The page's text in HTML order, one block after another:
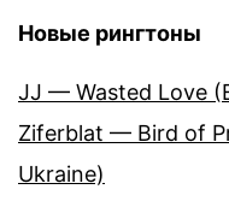
Новые рингтоны
JJ — Wasted Love
Ziferblat — Bird of
Ukraine)